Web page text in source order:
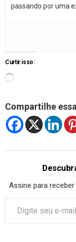
passando por uma
Curtir isso:
Compartilhe
Assine para